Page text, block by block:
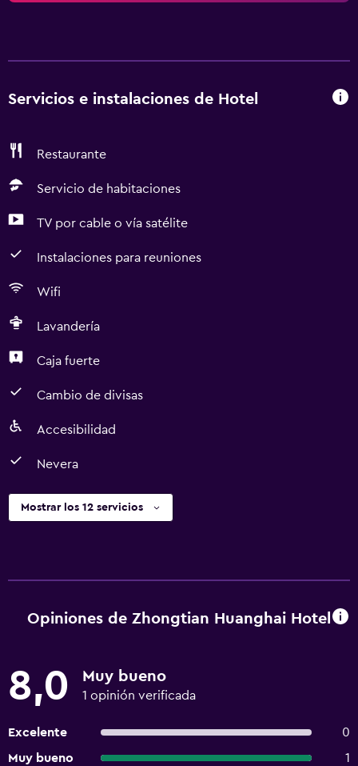
Servicios e instalaciones de Hotel
Restaurante
Servicio de habitaciones
TV por cable o vía satélite
Instalaciones para reuniones
Wifi
Lavandería
Caja fuerte
Cambio de divisas
Accesibilidad
Nevera
Mostrar los 12 servicios
Opiniones de Zhongtian Huanghai Hotel
8,0 Muy bueno
1 opinión verificada
Excelente
0
Muy bueno
1